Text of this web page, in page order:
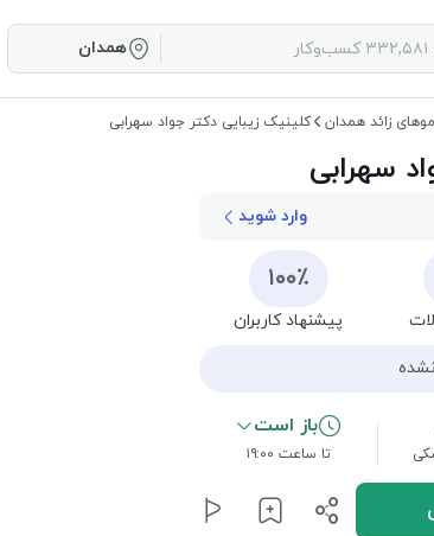
همدان
زائد همدان کلینیک زیبایی دکتر جواد سهرابی
سهرابی
وارد شوید
۱۰۰٪
پیشنهاد کاربران
باز است
تا ساعت ۱۹:۰۰